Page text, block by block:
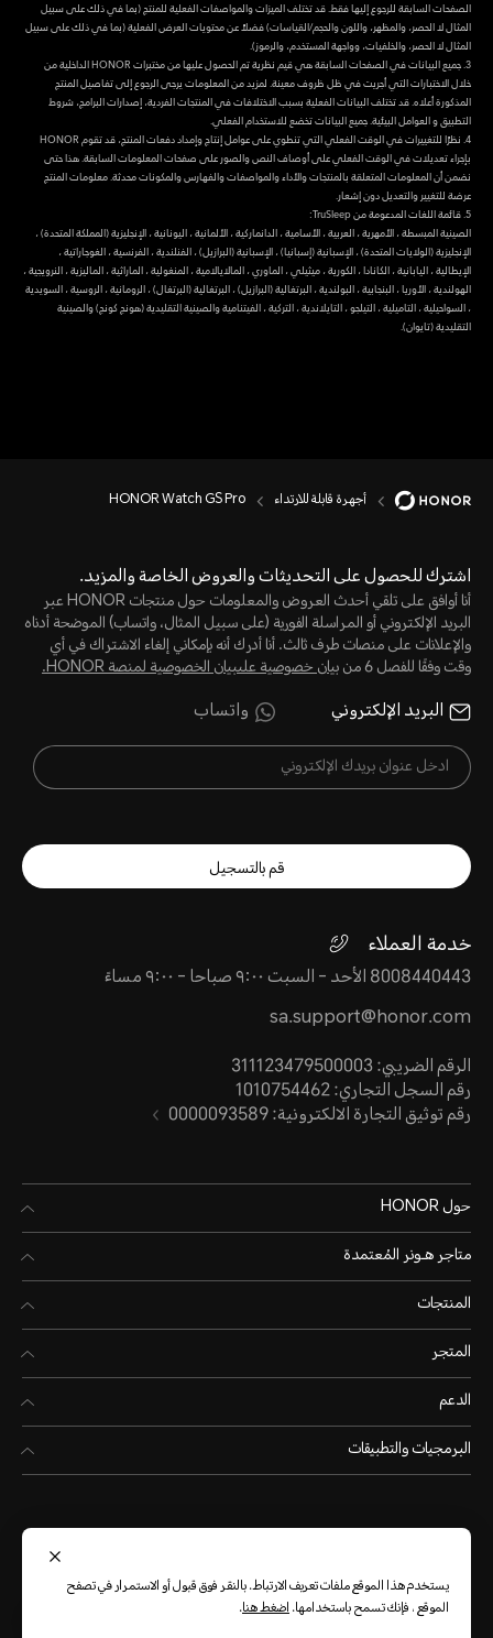
الصفحات السابقة للرجوع إليها فقط. قد تختلف الميزات والمواصفات الفعلية للمنتج (بما في ذلك على سبيل
المثال لا الحصر، والمظهر، واللون والحجم/القياسات) فضلاً عن محتويات العرض الفعلية (بما في ذلك على سبيل
المثال لا الحصر، والخلفيات، وواجهة المستخدم، والرموز).
3. جميع البيانات في الصفحات السابقة هي قيم نظرية تم الحصول عليها من مختبرات HONOR الداخلية من
خلال الاختبارات التي أجريت في ظل ظروف معينة. لمزيد من المعلومات يرجى الرجوع إلى تفاصيل المنتج
المذكورة أعلاه. قد تختلف البيانات الفعلية بسبب الاختلافات في المنتجات الفردية، إصدارات البرامج، شروط
التطبيق و العوامل البيئية. جميع البيانات تخضع للاستخدام الفعلي.
4. نظرًا للتغييرات في الوقت الفعلي التي تنطوي على عوامل إنتاج وإمداد دفعات المنتج، قد تقوم HONOR
بإجراء تعديلات في الوقت الفعلي على أوصاف النص والصور على صفحات المعلومات السابقة. هذا حتى
نضمن أن المعلومات المتعلقة بالمنتجات والأداء والمواصفات والفهارس والمكونات محدثة. معلومات المنتج
عرضة للتغيير والتعديل دون إشعار.
5. قائمة اللغات المدعومة من TruSleep:
الصينية المبسطة ، الأمهرية ، العربية ، الأسامية ، الدانماركية ، الألمانية ، اليونانية ، الإنجليزية (المملكة المتحدة) ،
الإنجليزية (الولايات المتحدة) ، الإسبانية (إسبانيا) ، الإسبانية (البرازيل) ، الفنلندية ، الفرنسية ، الغوجاراتية ،
الإيطالية ، اليابانية ، الكانادا ، الكورية ، ميثيلي ، الماوري ، المالايالامية ، المنغولية ، الماراثية ، الماليزية ، النرويجية ،
الهولندية ، الأوريا ، البنجابية ، البولندية ، البرتغالية (البرازيل) ، البرتغالية (البرتغال) ، الرومانية ، الروسية ، السويدية
، السواحيلية ، التاميلية ، التيلجو ، التايلاندية ، التركية ، الفيتنامية والصينية التقليدية (هونج كونج) والصينية
التقليدية (تايوان).
أجهرة قابلة للارتداء HONOR Watch GS Pro
اشترك للحصول على التحديثات والعروض الخاصة والمزيد.
أنا أوافق على تلقي أحدث العروض والمعلومات حول منتجات HONOR عبر
البريد الإلكتروني أو المراسلة الفورية (على سبيل المثال، واتساب) الموضحة أدناه
والإعلانات على منصات طرف ثالث. أنا أدرك أنه بإمكاني إلغاء الاشتراك في أي
وقت وفقًا للفصل 6 من
بيان خصوصية علىبيان الخصوصية لمنصة HONOR‬.
البريد الإلكتروني واتساب
قم بالتسجيل
خدمة العملاء
8008440443 الأحد - السبت ٩:٠٠ صباحا - ٩:٠٠ مساءً
sa.support@honor.com
الرقم الضريبي: 311123479500003
رقم السجل التجاري: 1010754462
رقم توثيق التجارة الالكترونية: 0000093589
حول HONOR
متاجر هـونر المُعتمدة
المنتجات
المتجر
الدعم
البرمجيات والتطبيقات
المملكة العربية السعودية (العربية)
يستخدم هذا الموقع ملفات تعريف الارتباط. بالنقر فوق قبول أو الاستمرار في تصفح
الموقع ، فإنك تسمح باستخدامها.اضغط هنا.